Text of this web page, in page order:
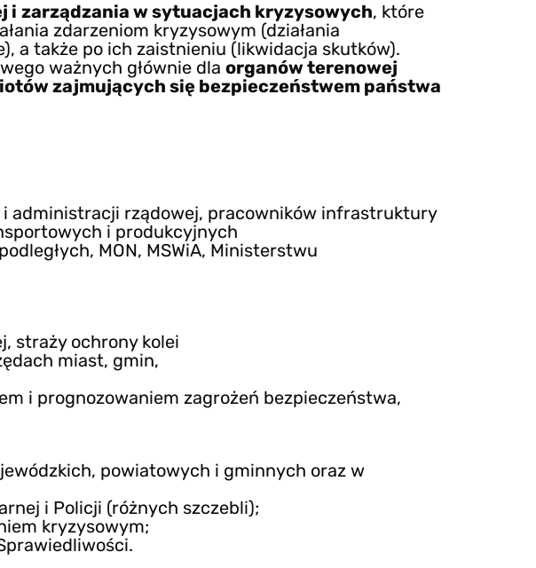
i zarządzania w sytuacjach kryzysowych, które
zdarzeniom kryzysowym (działania
a także po ich zaistnieniu (likwidacja skutków).
ważnych głównie dla organów terenowej
zajmujących się bezpieczeństwem państwa
administracji rządowej, pracowników infrastruktury
i produkcyjnych
MON, MSWiA, Ministerstwu
straży ochrony kolei
miast, gmin,
i prognozowaniem zagrożeń bezpieczeństwa,
powiatowych i gminnych oraz w
i Policji (różnych szczebli);
kryzysowym;